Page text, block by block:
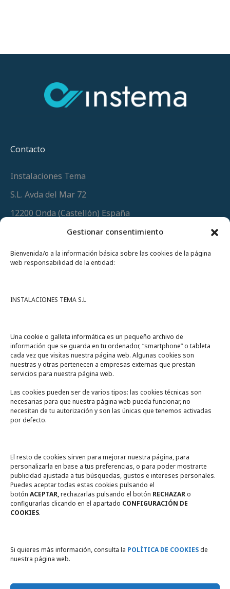
Gestionar consentimiento
Bienvenida/o a la información básica sobre las cookies de la página
web responsabilidad de la entidad:
INSTALACIONES TEMA S.L
Una cookie o galleta informática es un pequeño archivo de
información que se guarda en tu ordenador, “smartphone” o tableta
cada vez que visitas nuestra página web. Algunas cookies son
nuestras y otras pertenecen a empresas externas que prestan
servicios para nuestra página web.
Las cookies pueden ser de varios tipos: las cookies técnicas son
necesarias para que nuestra página web pueda funcionar, no
necesitan de tu autorización y son las únicas que tenemos activadas
por defecto.
El resto de cookies sirven para mejorar nuestra página, para
personalizarla en base a tus preferencias, o para poder mostrarte
publicidad ajustada a tus búsquedas, gustos e intereses personales.
Puedes aceptar todas estas cookies pulsando el
botón ACEPTAR,rechazarlas pulsando el botón RECHAZARo
configurarlas clicando en el apartado CONFIGURACIÓN DE
COOKIES.
Si quieres más información, consulta la POLÍTICA DE COOKIESde
nuestra página web.
Contacto
Instalaciones Tema
S.L. Avda del Mar 72
12200 Onda (Castellón) España
(+34) 964 60 34 34
Urgencias y whatsapp649 406 493
A un click
Tienda online Legal
Política de privacidad
Política de Cookies